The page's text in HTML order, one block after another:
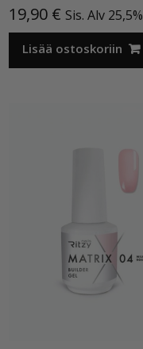
19,90 € Sis. Alv 25,5%
Lisää ostoskoriin